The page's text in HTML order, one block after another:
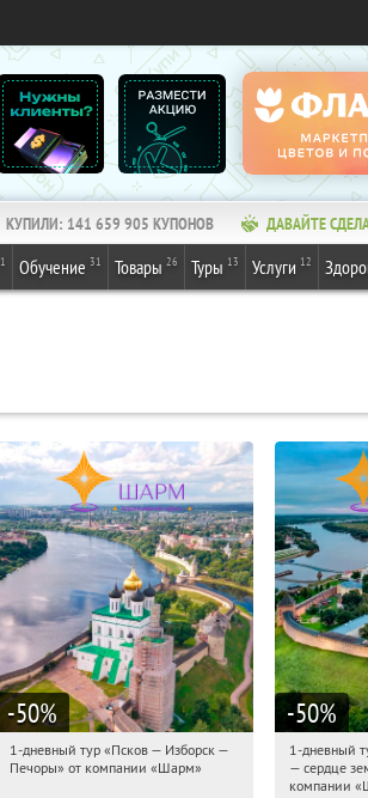
КУПИЛИ: 141 659 905 КУПОНОВ ДАВАЙТЕ
1 Обучение 31 Товары 26 Туры 13 Услуги 12
-50%
19:03:40 Купили:12
1-дневный тур «Псков — Изборск —
Печоры» от компании «Шарм»
-50%
19:03:40
1-дневный
— сердце
компании